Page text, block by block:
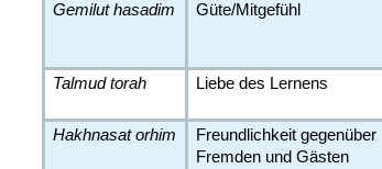
Gemilut hasadim
Güte/Mitgefühl
Talmud torah
Liebe des Lernens
Hakhnasat orhim
Freundlichkeit gegenüber
Fremden und Gästen